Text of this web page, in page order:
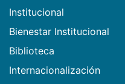
Institucional
Bienestar Institucional
Biblioteca
Internacionalización